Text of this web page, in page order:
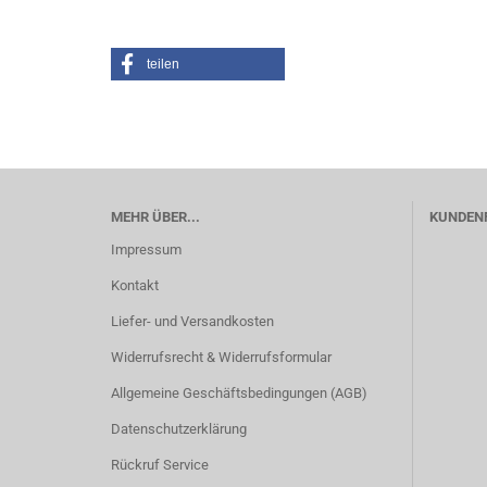
teilen
MEHR ÜBER...
Impressum
Kontakt
Liefer- und Versandkosten
Widerrufsrecht & Widerrufsformular
Allgemeine Geschäftsbedingungen (AGB)
Datenschutzerklärung
Rückruf Service